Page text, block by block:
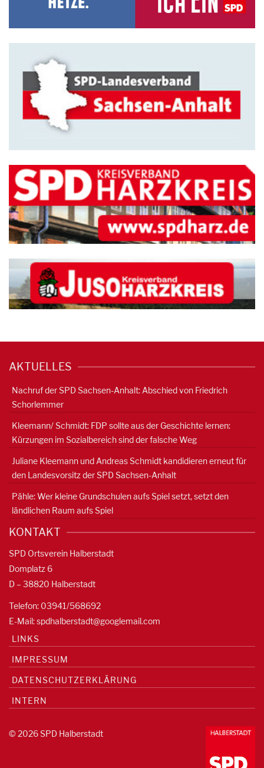
AKTUELLES
Nachruf der SPD Sachsen-Anhalt: Abschied von Friedrich
Schorlemmer
Kleemann/ Schmidt: FDP sollte aus der Geschichte lernen:
Kürzungen im Sozialbereich sind der falsche Weg
Juliane Kleemann und Andreas Schmidt kandidieren erneut für
den Landesvorsitz der SPD Sachsen-Anhalt
Pähle: Wer kleine Grundschulen aufs Spiel setzt, setzt den
ländlichen Raum aufs Spiel
KONTAKT
SPD Ortsverein Halberstadt
Domplatz 6
D – 38820 Halberstadt
Telefon: 03941/568692
E-Mail:spdhalberstadt@googlemail.com
LINKS
IMPRESSUM
DATENSCHUTZERKLÄRUNG
INTERN
© 2026 SPD Halberstadt